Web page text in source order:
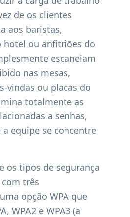
de os clientes
aos baristas,
hotel ou anfitriões do
escaneiam
nas mesas,
vindas ou placas do
totalmente as
a senhas,
equipe se concentre
os tipos de segurança
três
opção WPA que
WPA2 e WPA3 (a